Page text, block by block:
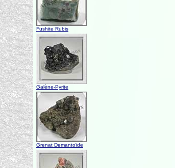
Fushite Rubis
Galène-Pyrite
Grenat Demantoïde